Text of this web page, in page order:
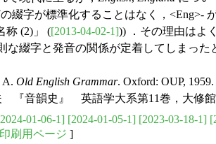
綴字が標準化することはなく，<Eng>-
称 (2)」 ([2013-04-02-1])) ．その理由はよ
な綴字と発音の関係が定着してしまった
A. Old English Grammar. Oxford: OUP, 1959.
『音韻史』 英語学大系第11巻，大修館
01-06-1] [2024-01-05-1] [2023-03-18-1]
印刷用ページ ]